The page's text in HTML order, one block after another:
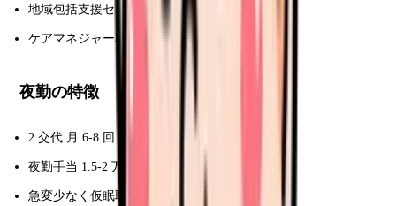
地域包括支援センター保健師
ケアマネジャー取得
夜勤の特徴
2 交代 月 6-8 回
夜勤手当 1.5-2 万円/回
急変少なく仮眠取れる